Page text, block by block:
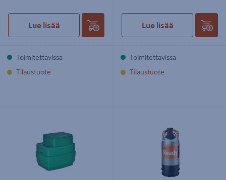
Lue lisää
Toimitettavissa
Tilaustuote
Lue lisää
Toimitettavissa
Tilaustuote